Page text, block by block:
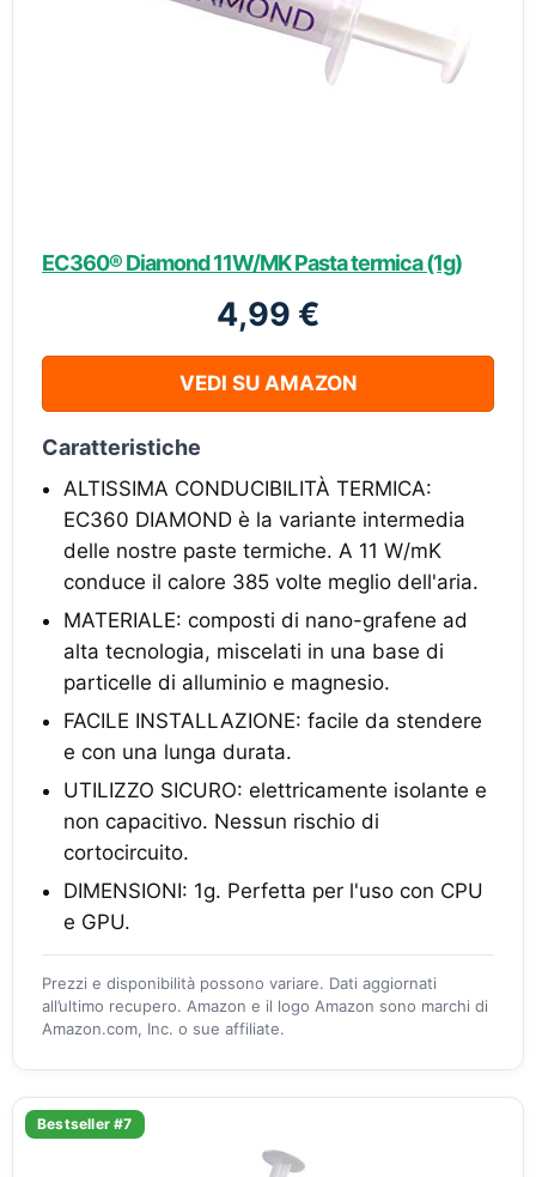
EC360® Diamond 11W/MK Pasta termica (1g)
4,99 €
VEDI SU AMAZON
Caratteristiche
ALTISSIMA CONDUCIBILITÀ TERMICA:
EC360 DIAMOND è la variante intermedia
delle nostre paste termiche. A 11 W/mK
conduce il calore 385 volte meglio dell'aria.
MATERIALE: composti di nano-grafene ad
alta tecnologia, miscelati in una base di
particelle di alluminio e magnesio.
FACILE INSTALLAZIONE: facile da stendere
e con una lunga durata.
UTILIZZO SICURO: elettricamente isolante e
non capacitivo. Nessun rischio di
cortocircuito.
DIMENSIONI: 1g. Perfetta per l'uso con CPU
e GPU.
Prezzi e disponibilità possono variare. Dati aggiornati
all’ultimo recupero. Amazon e il logo Amazon sono marchi di
Amazon.com, Inc. o sue affiliate.
Bestseller #7